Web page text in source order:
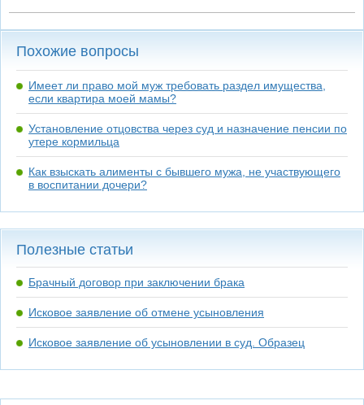
Похожие вопросы
Имеет ли право мой муж требовать раздел имущества,
если квартира моей мамы?
Установление отцовства через суд и назначение пенсии по
утере кормильца
Как взыскать алименты с бывшего мужа, не участвующего
в воспитании дочери?
Полезные статьи
Брачный договор при заключении брака
Исковое заявление об отмене усыновления
Исковое заявление об усыновлении в суд. Образец